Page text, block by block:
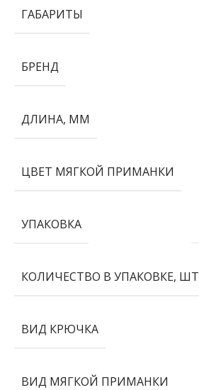
ГАБАРИТЫ
БРЕНД
ДЛИНА, ММ
ЦВЕТ МЯГКОЙ ПРИМАНКИ
УПАКОВКА
КОЛИЧЕСТВО В УПАКОВКЕ, ШТ
ВИД КРЮЧКА
ВИД МЯГКОЙ ПРИМАНКИ